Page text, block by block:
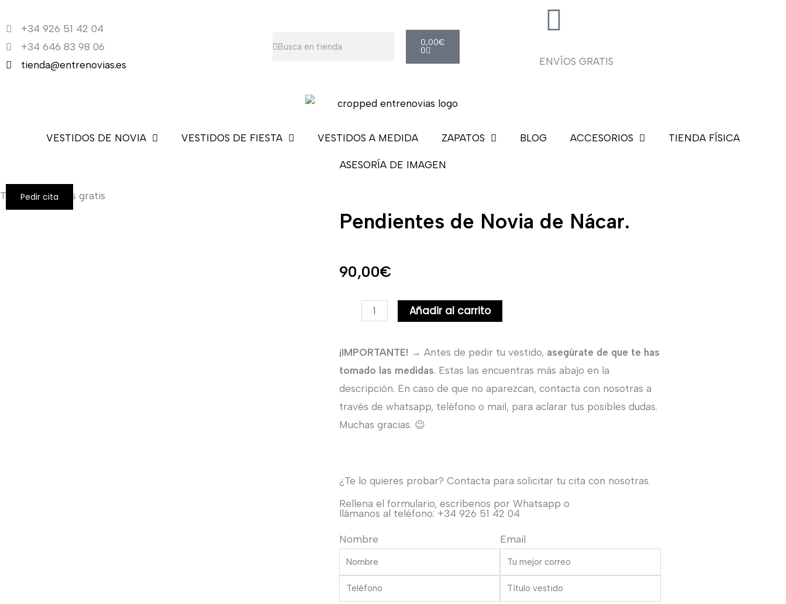
al
contenido
+34 926 51 42 04
+34 646 83 98 06
tienda@entrenovias.es
Buscar 0,00€
0
Carrito
ENVÍOS GRATIS
VESTIDOS DE NOVIA VESTIDOS DE FIESTA VESTIDOS A MEDIDA ZAPATOS BLOG ACCESORIOS TIENDA FÍSICA
ASESORÍA DE IMAGEN
Pedir cita
Todos los envíos gratis
Pendientes de Novia de Nácar.
90,00€
Pendientes
Añadir al carrito
¡IMPORTANTE! → Antes de pedir tu vestido, asegúrate de que te has
tomado las medidas. Estas las encuentras más abajo en la
descripción. En caso de que no aparezcan, contacta con nosotras a
través de whatsapp, teléfono o mail, para aclarar tus posibles dudas.
Muchas gracias. 😉
¿Te lo quieres probar? Contacta para solicitar tu cita con nosotras.
Rellena el formulario, escríbenos por Whatsapp o
llámanos al teléfono: +34 926 51 42 04
Nombre Email